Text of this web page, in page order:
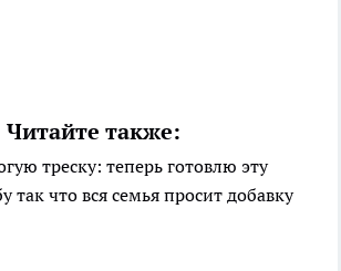
Читайте также:
треску: теперь готовлю эту
что вся семья просит добавку